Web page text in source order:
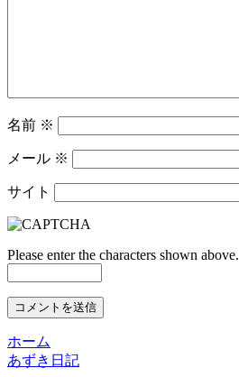
名前 ※
メール ※
サイト
Please enter the characters shown above.
ホーム
あずき日記